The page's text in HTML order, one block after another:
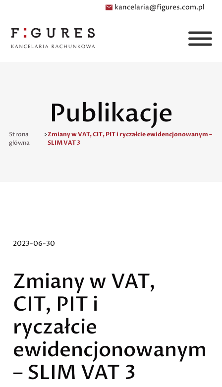
kancelaria@figures.com.pl
Publikacje
Strona
główna
>Zmiany w VAT, CIT, PIT i ryczałcie ewidencjonowanym –
SLIM VAT 3
2023-06-30
Zmiany w VAT,
CIT, PIT i
ryczałcie
ewidencjonowanym
– SLIM VAT 3